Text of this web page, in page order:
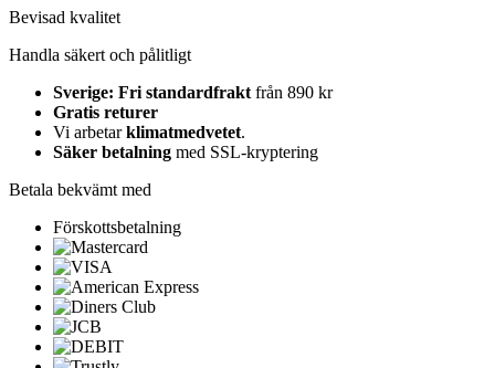
Bevisad kvalitet
Handla säkert och pålitligt
Sverige: Fri standardfrakt från 890 kr
Gratis returer
Vi arbetarklimatmedvetet.
Säker betalning med SSL-kryptering
Betala bekvämt med
Förskottsbetalning